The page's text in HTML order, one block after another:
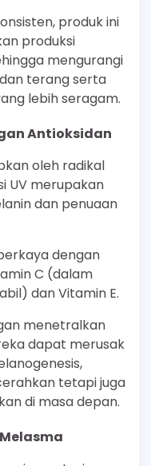
produk ini
produksi
mengurangi
terang serta
lebih seragam.
Antioksidan
oleh radikal
UV merupakan
dan penuaan
dengan
C (dalam
dan Vitamin E.
menetralkan
dapat merusak
tetapi juga
di masa depan.